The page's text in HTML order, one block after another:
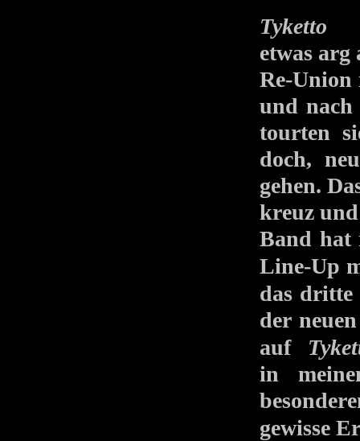
Tyketto
etwas
Re-Union
und nach
tourten
doch,
gehen.
kreuz
Band hat
Line-Up
das
der
auf
in
gewisse